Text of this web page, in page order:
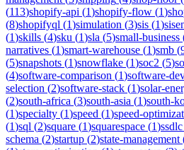
(113)shopify-api (1)shopify-flow (1)
(8)shopifyql (1)simulation (3)sis (1)
(1)skills (4)sku (1)sla (5)small-business
narratives (1)smart-warehouse (1)smb (
(5)snapshots (1)snowflake (1)soc2 (5)
(4)software-comparison (1)software-
selection (2)software-stack (1)solar-
(2)south-africa (3)south-asia (1)south-
(1)specialty (1)speed (1)speed-
(1)sql (2)square (1)squarespace (1)ssdlc
schema (2)startup (2)state-management